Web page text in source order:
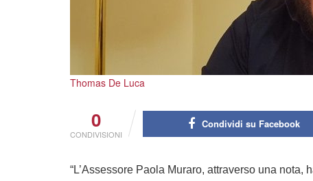
Thomas De Luca
0
CONDIVISIONI
Condividi su Facebook
“L’Assessore Paola Muraro, attraverso una